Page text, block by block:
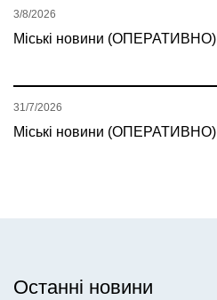
Міські новини (ОПЕРАТИВНО)
3/8/2026
Міські новини (ОПЕРАТИВНО)
31/7/2026
Останні новини